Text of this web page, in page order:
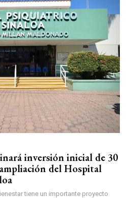
inversión inicial de 30
del Hospital
tiene un importante proyecto